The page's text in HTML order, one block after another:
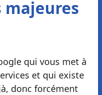
majeures
qui vous met à
et qui existe
donc forcément